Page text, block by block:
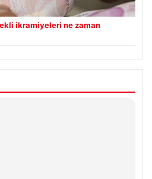
ikramiyeleri ne zaman